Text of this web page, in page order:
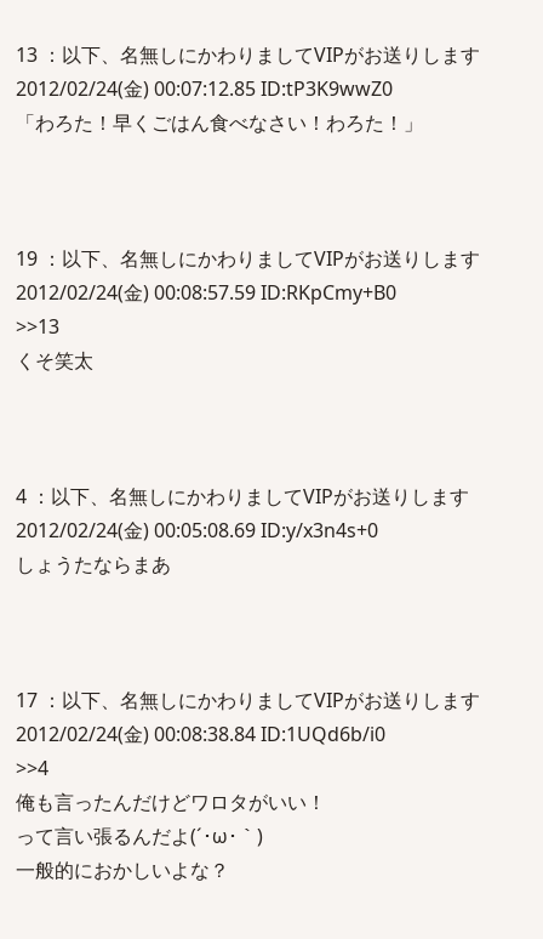
13 ：以下、名無しにかわりましてVIPがお送りします
2012/02/24(金) 00:07:12.85 ID:tP3K9wwZ0
「わろた！早くごはん食べなさい！わろた！」
19 ：以下、名無しにかわりましてVIPがお送りします
2012/02/24(金) 00:08:57.59 ID:RKpCmy+B0
>>13
くそ笑太
4 ：以下、名無しにかわりましてVIPがお送りします
2012/02/24(金) 00:05:08.69 ID:y/x3n4s+0
しょうたならまあ
17 ：以下、名無しにかわりましてVIPがお送りします
2012/02/24(金) 00:08:38.84 ID:1UQd6b/i0
>>4
俺も言ったんだけどワロタがいい！
って言い張るんだよ(´･ω･｀)
一般的におかしいよな？